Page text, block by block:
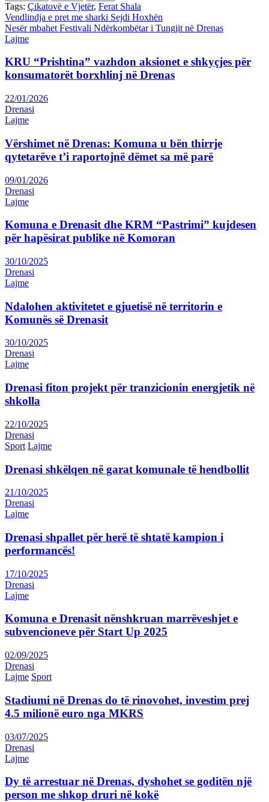
Tags: Çikatovë e Vjetër, Ferat Shala
Post
navigation
Vendlindja e pret me sharki Sejdi Hoxhën
Nesër mbahet Festivali Ndërkombëtar i Tungjit në Drenas
Lajme
KRU “Prishtina” vazhdon aksionet e shkyçjes për
konsumatorët borxhlinj në Drenas
22/01/2026
Drenasi
Lajme
Vërshimet në Drenas: Komuna u bën thirrje
qytetarëve t’i raportojnë dëmet sa më parë
09/01/2026
Drenasi
Lajme
Komuna e Drenasit dhe KRM “Pastrimi” kujdesen
për hapësirat publike në Komoran
30/10/2025
Drenasi
Lajme
Ndalohen aktivitetet e gjuetisë në territorin e
Komunës së Drenasit
30/10/2025
Drenasi
Lajme
Drenasi fiton projekt për tranzicionin energjetik në
shkolla
22/10/2025
Drenasi
Sport Lajme
Drenasi shkëlqen në garat komunale të hendbollit
21/10/2025
Drenasi
Lajme
Drenasi shpallet për herë të shtatë kampion i
performancës!
17/10/2025
Drenasi
Lajme
Komuna e Drenasit nënshkruan marrëveshjet e
subvencioneve për Start Up 2025
02/09/2025
Drenasi
Lajme Sport
Stadiumi në Drenas do të rinovohet, investim prej
4.5 milionë euro nga MKRS
03/07/2025
Drenasi
Lajme
Dy të arrestuar në Drenas, dyshohet se goditën një
person me shkop druri në kokë